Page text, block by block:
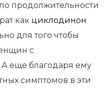
продолжительности
как циклодинон
для того чтобы
с
еще благодаря ему
симптомов в эти